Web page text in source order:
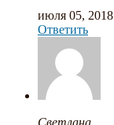
июля 05, 2018
Ответить